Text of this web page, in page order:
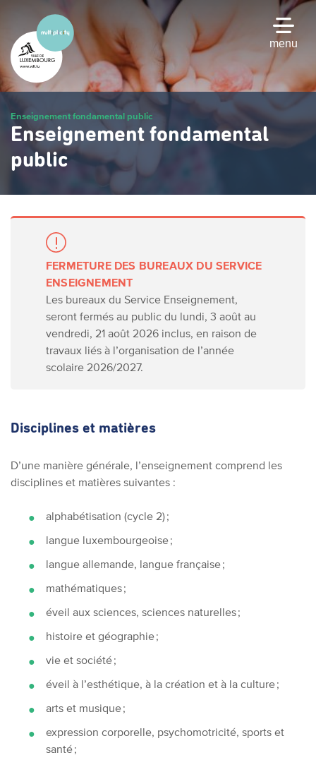
contenu
principal
menu
Enseignement fondamental public
Enseignement fondamental
public
FERMETURE DES BUREAUX DU SERVICE
ENSEIGNEMENT
Les bureaux du Service Enseignement,
seront fermés au public du lundi, 3 août au
vendredi, 21 août 2026 inclus, en raison de
travaux liés à l’organisation de l’année
scolaire 2026/2027.
Disciplines et matières
D’une manière générale, l’enseignement comprend les
disciplines et matières suivantes :
alphabétisation (cycle 2) ;
langue luxembourgeoise ;
langue allemande, langue française ;
mathématiques ;
éveil aux sciences, sciences naturelles ;
histoire et géographie ;
vie et société ;
éveil à l’esthétique, à la création et à la culture ;
arts et musique ;
expression corporelle, psychomotricité, sports et
santé ;